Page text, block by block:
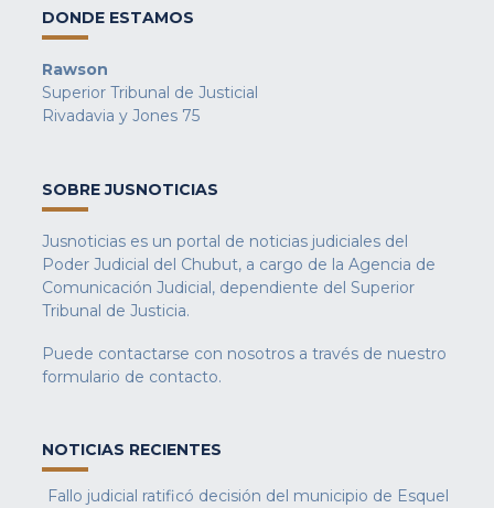
DONDE ESTAMOS
Rawson
Superior Tribunal de Justicial
Rivadavia y Jones 75
SOBRE JUSNOTICIAS
Jusnoticias es un portal de noticias judiciales del
Poder Judicial del Chubut, a cargo de la Agencia de
Comunicación Judicial, dependiente del Superior
Tribunal de Justicia.
Puede contactarse con nosotros a través de nuestro
formulario de contacto.
NOTICIAS RECIENTES
Fallo judicial ratificó decisión del municipio de Esquel